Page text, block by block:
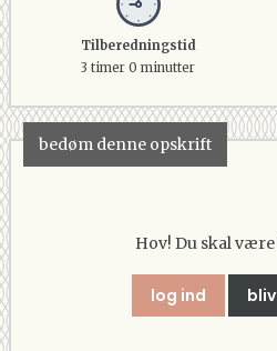
Tilberedningstid
3 timer 0 minutter
bedøm denne opskrift
Hov! Du skal
log ind